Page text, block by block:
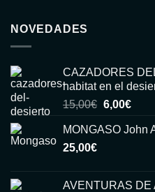
NOVEDADES
CAZADORES
habitat en el
15,00€ El
original
6,00€El
MONGASO John
25,00€
AVENTURAS DE